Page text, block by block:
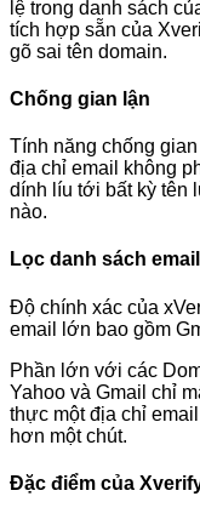
lệ trong danh sách
tích hợp sẵn của
gõ sai tên domain.
Chống gian lận
Tính năng chống
địa chỉ email không
dính líu tới bất kỳ tên
nào.
Lọc danh sách email
Độ chính xác của
email lớn bao gồm
Phần lớn với các
Yahoo và Gmail chỉ
thực một địa chỉ
hơn một chút.
Đặc điểm của